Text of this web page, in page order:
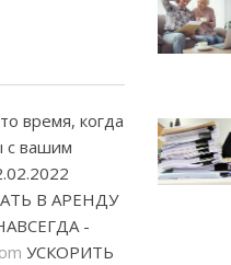
время, когда
с вашим
В АРЕНДУ
-
УСКОРИТЬ